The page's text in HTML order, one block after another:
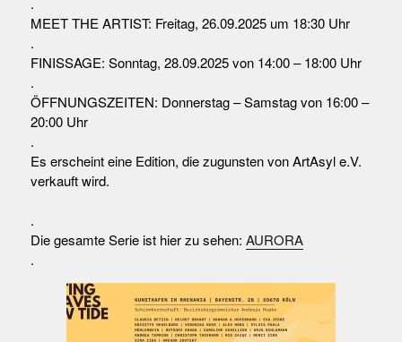
MEET THE ARTIST: Freitag, 26.09.2025 um 18:30 Uhr
.
FINISSAGE: Sonntag, 28.09.2025 von 14:00 – 18:00 Uhr
.
ÖFFNUNGSZEITEN: Donnerstag – Samstag von 16:00 –
20:00 Uhr
.
Es erscheint eine Edition, die zugunsten von ArtAsyl e.V.
verkauft wird.
.
Die gesamte Serie ist hier zu sehen: AURORA
.